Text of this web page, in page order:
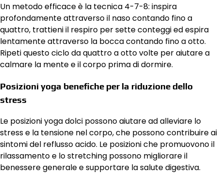
Un metodo efficace è la tecnica 4-7-8: inspira
profondamente attraverso il naso contando fino a
quattro, trattieni il respiro per sette conteggi ed espira
lentamente attraverso la bocca contando fino a otto.
Ripeti questo ciclo da quattro a otto volte per aiutare a
calmare la mente e il corpo prima di dormire.
Posizioni yoga benefiche per la riduzione dello
stress
Le posizioni yoga dolci possono aiutare ad alleviare lo
stress e la tensione nel corpo, che possono contribuire ai
sintomi del reflusso acido. Le posizioni che promuovono il
rilassamento e lo stretching possono migliorare il
benessere generale e supportare la salute digestiva.